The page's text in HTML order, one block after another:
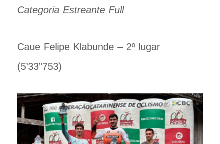
Categoria Estreante Full
Caue Felipe Klabunde – 2º lugar
(5’33”753)